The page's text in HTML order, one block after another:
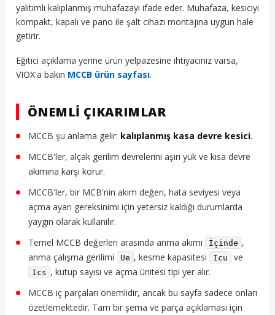
yalıtımlı kalıplanmış muhafazayı ifade eder. Muhafaza, kesiciyi
kompakt, kapalı ve pano ile şalt cihazı montajına uygun hale
getirir.
Eğitici açıklama yerine ürün yelpazesine ihtiyacınız varsa,
VIOX'a bakın MCCB ürün sayfası.
ÖNEMLI ÇIKARIMLAR
MCCB şu anlama gelir: kalıplanmış kasa devre kesici.
MCCB'ler, alçak gerilim devrelerini aşırı yük ve kısa devre
akımına karşı korur.
MCCB'ler, bir MCB'nin akım değeri, hata seviyesi veya
açma ayarı gereksinimi için yetersiz kaldığı durumlarda
yaygın olarak kullanılır.
Temel MCCB değerleri arasında anma akımı
İçinde ,
anma çalışma gerilimi
Ue , kesme kapasitesi Icu ve
Ics , kutup sayısı ve açma ünitesi tipi yer alır.
MCCB iç parçaları önemlidir, ancak bu sayfa sadece onları
özetlemektedir. Tam bir şema ve parça açıklaması için